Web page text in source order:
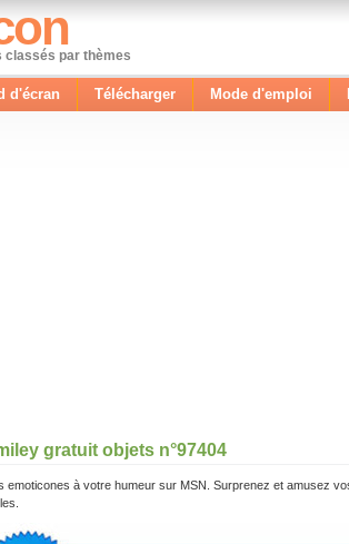
classés par thèmes
d'écran Télécharger Mode d'emploi
gratuit objets n°97404
emoticones à votre humeur sur MSN. Surprenez et amusez